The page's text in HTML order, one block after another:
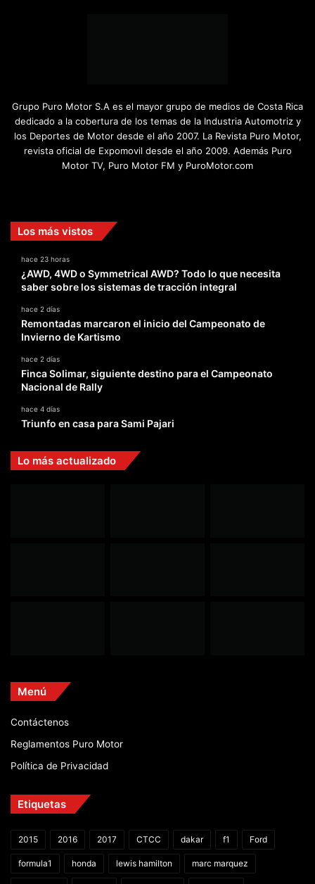
Grupo Puro Motor S.A es el mayor grupo de medios de Costa Rica
dedicado a la cobertura de los temas de la Industria Automotriz y
los Deportes de Motor desde el año 2007. La Revista Puro Motor,
revista oficial de Expomovil desde el año 2009. Además Puro
Motor TV, Puro Motor FM y PuroMotor.com
Los más vistos
hace 23 horas
¿AWD, 4WD o Symmetrical AWD? Todo lo que necesita
saber sobre los sistemas de tracción integral
hace 2 días
Remontadas marcaron el inicio del Campeonato de
Invierno de Kartismo
hace 2 días
Finca Solimar, siguiente destino para el Campeonato
Nacional de Rally
hace 4 días
Triunfo en casa para Sami Pajari
Lo más actualizado
Menú
Contáctenos
Reglamentos Puro Motor
Política de Privacidad
Etiquetas
2015 2016 2017 CTCC dakar f1 Ford
formula1 honda lewis hamilton marc marquez